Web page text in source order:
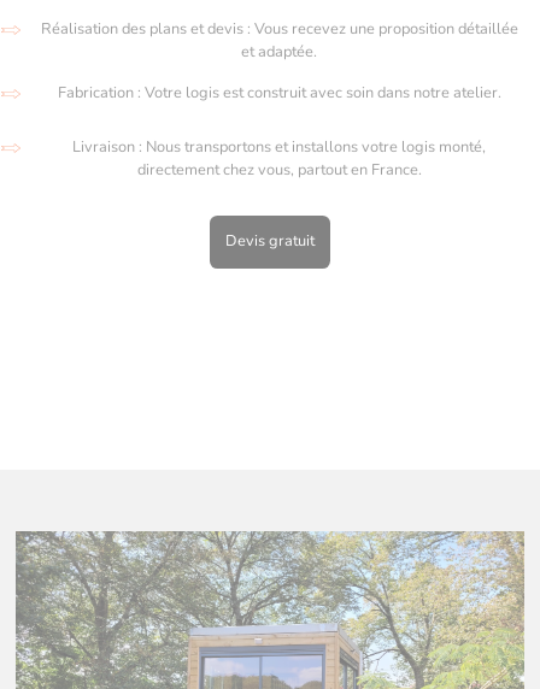
Réalisation des plans et devis : Vous recevez une proposition détaillée
et adaptée.
Fabrication : Votre logis est construit avec soin dans notre atelier.
Livraison : Nous transportons et installons votre logis monté,
directement chez vous, partout en France.
Devis gratuit